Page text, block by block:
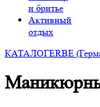
и бритье
Активный
отдых
КАТАЛОГERBE